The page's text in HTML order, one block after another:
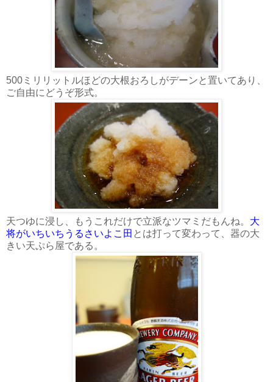
500ミリリットルほどの大根おろしがデーンと置いてあり、
ご自由にどうぞ形式。
天つゆに浸し、もうこれだけで立派なツマミだもんね。 大
将がいちいちうるさいよこ田 とは打って変わって、器の大
きい天ぷら屋である。